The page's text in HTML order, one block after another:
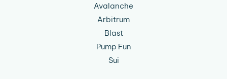
Avalanche
Arbitrum
Blast
Pump Fun
Sui